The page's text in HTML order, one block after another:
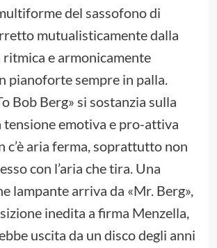
del sassofono di
mutualisticamente dalla
e armonicamente
pianoforte sempre in palla.
Bob Berg» si sostanzia sulla
tensione emotiva e pro-attiva
c’è aria ferma, soprattutto non
con l’aria che tira. Una
lampante arriva da «Mr. Berg»,
inedita a firma Menzella,
uscita da un disco degli anni